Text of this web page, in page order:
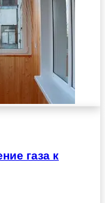
газа к